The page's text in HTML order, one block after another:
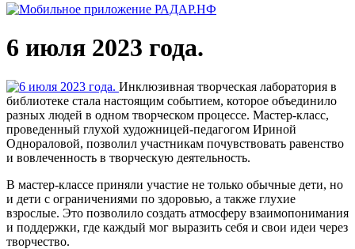
6 июля 2023 года.
Инклюзивная творческая лаборатория в
библиотеке стала настоящим событием, которое объединило
разных людей в одном творческом процессе. Мастер-класс,
проведенный глухой художницей-педагогом Ириной
Однораловой, позволил участникам почувствовать равенство
и вовлеченность в творческую деятельность.
В мастер-классе приняли участие не только обычные дети, но
и дети с ограничениями по здоровью, а также глухие
взрослые. Это позволило создать атмосферу взаимопонимания
и поддержки, где каждый мог выразить себя и свои идеи через
творчество.